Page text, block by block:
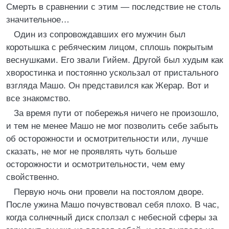
Смерть в сравнении с этим — последствие не столь
значительное…
Один из сопровождавших его мужчин был
коротышка с ребяческим лицом, сплошь покрытым
веснушками. Его звали Гийем. Другой был худым как
хворостинка и постоянно ускользал от пристального
взгляда Машо. Он представился как Жерар. Вот и
все знакомство.
За время пути от побережья ничего не произошло,
и тем не менее Машо не мог позволить себе забыть
об осторожности и осмотрительности или, лучше
сказать, не мог не проявлять чуть больше
осторожности и осмотрительности, чем ему
свойственно.
Первую ночь они провели на постоялом дворе.
После ужина Машо почувствовал себя плохо. В час,
когда солнечный диск сползал с небесной сферы за